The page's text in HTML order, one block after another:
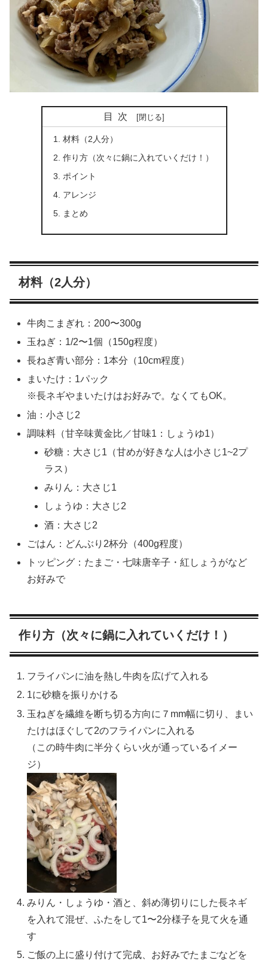
目次
材料（2人分）
作り方（次々に鍋に入れていくだけ！）
ポイント
アレンジ
まとめ
材料（2人分）
牛肉こまぎれ：200〜300g
玉ねぎ：1/2〜1個（150g程度）
長ねぎ青い部分：1本分（10cm程度）
まいたけ：1パック
※長ネギやまいたけはお好みで。なくてもOK。
油：小さじ2
調味料（甘辛味黄金比／甘味1：しょうゆ1）
砂糖：大さじ1（甘めが好きな人は小さじ1~2プ
ラス）
みりん：大さじ1
しょうゆ：大さじ2
酒：大さじ2
ごはん：どんぶり2杯分（400g程度）
トッピング：たまご・七味唐辛子・紅しょうがなど
お好みで
作り方（次々に鍋に入れていくだけ！）
フライパンに油を熱し牛肉を広げて入れる
1に砂糖を振りかける
玉ねぎを繊維を断ち切る方向に７mm幅に切り、まい
たけはほぐして2のフライパンに入れる
（この時牛肉に半分くらい火が通っているイメー
ジ）
みりん・しょうゆ・酒と、斜め薄切りにした長ネギ
を入れて混ぜ、ふたをして1〜2分様子を見て火を通
す
ご飯の上に盛り付けて完成、お好みでたまごなどを